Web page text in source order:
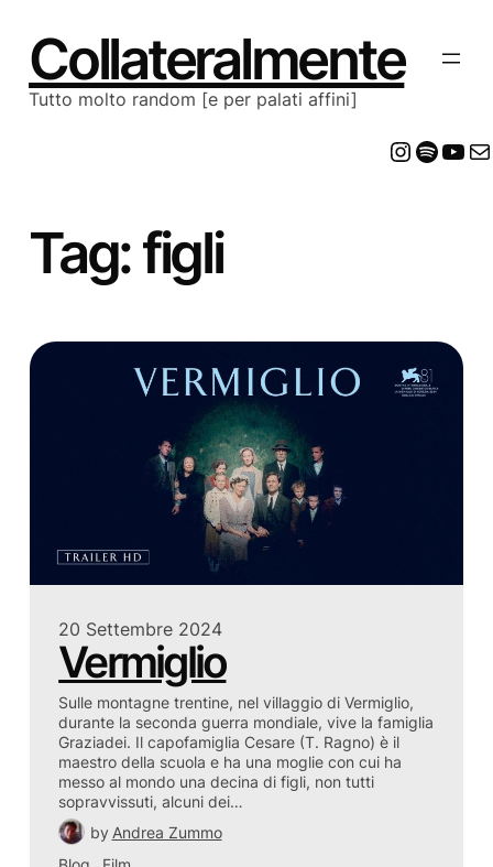
contenuto
Collateralmente
Tutto molto random [e per palati affini]
Tag:figli
20 Settembre 2024
Vermiglio
Sulle montagne trentine, nel villaggio di Vermiglio,
durante la seconda guerra mondiale, vive la famiglia
Graziadei. Il capofamiglia Cesare (T. Ragno) è il
maestro della scuola e ha una moglie con cui ha
messo al mondo una decina di figli, non tutti
sopravvissuti, alcuni dei…
by Andrea Zummo